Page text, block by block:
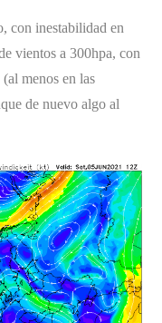
con inestabilidad en
vientos a 300hpa, con
menos en las
de nuevo algo al